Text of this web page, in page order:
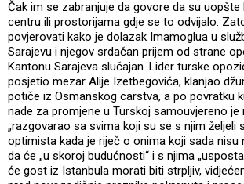
Čak im se zabranjuje da govore da su
centru ili prostorijama gdje se to odvijalo.
povjerovati kako je dolazak Imamoglua u
Sarajevu i njegov srdačan prijem od strane
Kantonu Sarajeva slučajan. Lider turske
posjetio mezar Alije Izetbegovića, klanjao
potiče iz Osmanskog carstva, a po povratku
nade za promjene u Turskoj samouvjereno je
„razgovarao sa svima koji su se s njim željeli
optimista kada je riječ o onima koji sada nisu
da će „u skoroj budućnosti“ i s njima
će gost iz Istanbula morati biti strpljiv,